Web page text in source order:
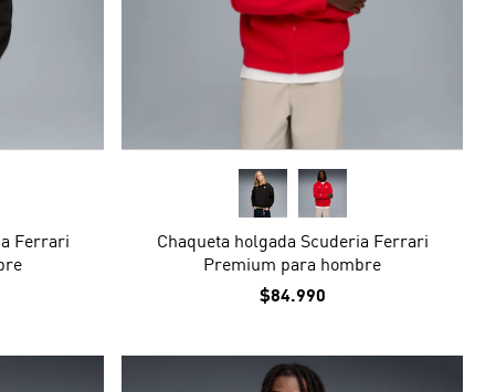
Ferrari
Chaqueta holgada Scuderia Ferrari
Premium para hombre
$84.990